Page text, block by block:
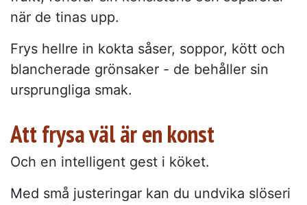
när de tinas upp.
Frys hellre in kokta såser, soppor, kött och
blancherade grönsaker - de behåller sin
ursprungliga smak.
Att frysa väl är en konst
Och en intelligent gest i köket.
Med små justeringar kan du undvika slöseri